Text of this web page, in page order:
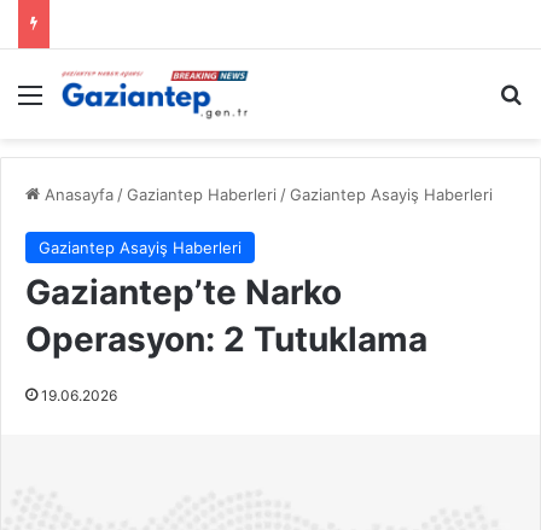
Menü
Anasayfa /Gaziantep Haberleri /Gaziantep Asayiş Haberleri
Gaziantep Asayiş Haberleri
Gaziantep’te Narko
Operasyon: 2 Tutuklama
19.06.2026